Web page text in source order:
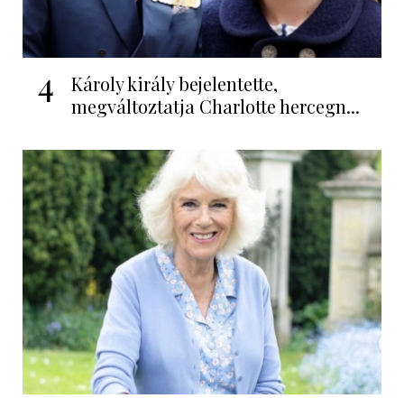
4
Károly király bejelentette,
megváltoztatja Charlotte hercegn...